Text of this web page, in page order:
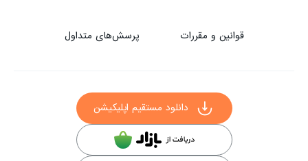
قوانین و مقررات پرسش‌های متداول
دانلود مستقیم اپلیکیشن